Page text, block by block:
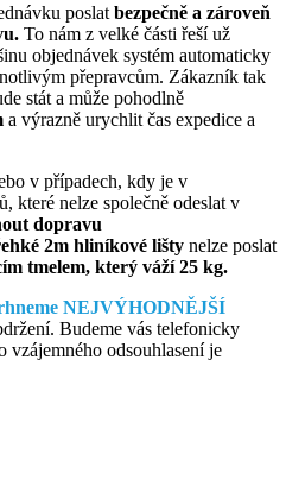
poslat bezpečně a zároveň
To nám z velké části řeší už
objednávek systém automaticky
přepravcům. Zákazník tak
stát a může pohodlně
a výrazně urychlit čas expedice a
v případech, kdy je v
které nelze společně odeslat v
dopravu
2m hliníkové lišty nelze poslat
tmelem, který váží 25 kg.
NEJVÝHODNĚJŠÍ
Budeme vás telefonicky
vzájemného odsouhlasení je